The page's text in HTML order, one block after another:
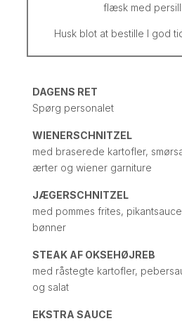
flæsk med
Husk blot at bestille I god
DAGENS RET
Spørg personalet
WIENERSCHNITZEL
med braserede kartofler,
ærter og wiener garniture
JÆGERSCHNITZEL
med pommes frites,
bønner
STEAK AF OKSEHØJREB
med råstegte kartofler,
og salat
EKSTRA SAUCE